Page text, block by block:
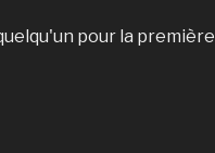
pour la première